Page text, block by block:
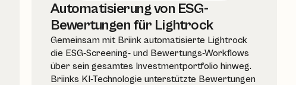
Automatisierung von ESG-
Bewertungen für Lightrock
Gemeinsam mit Briink automatisierte Lightrock
die ESG-Screening- und Bewertungs-Workflows
über sein gesamtes Investmentportfolio hinweg.
Briinks KI-Technologie unterstützte Bewertungen